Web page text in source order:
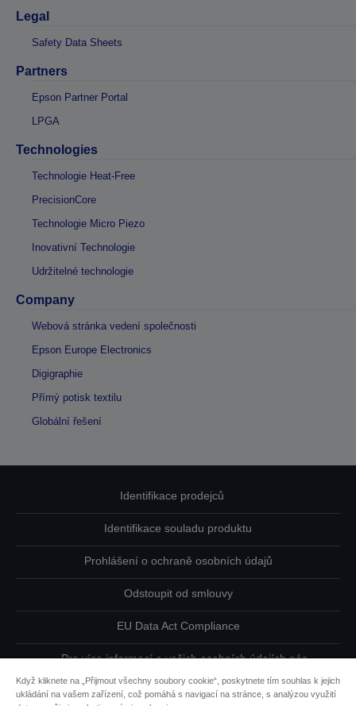
Legal
Safety Data Sheets
Partners
Epson Partner Portal
LPGA
Technologies
Technologie Heat-Free
PrecisionCore
Technologie Micro Piezo
Inovativní Technologie
Udržitelné technologie
Company
Webová stránka vedení společnosti
Epson Europe Electronics
Digigraphie
Přímý potisk textilu
Globální řešení
Identifikace prodejců
Identifikace souladu produktu
Prohlášení o ochraně osobních údajů
Odstoupit od smlouvy
EU Data Act Compliance
Pro více informací o vašich osobních údajích nás
Když kliknete na „Přijmout všechny soubory cookie“, poskytnete tím souhlas k jejich
ukládání na vašem zařízení, což pomáhá s navigací na stránce, s analýzou využití